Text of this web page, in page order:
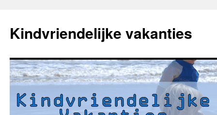
Kindvriendelijke vakanties